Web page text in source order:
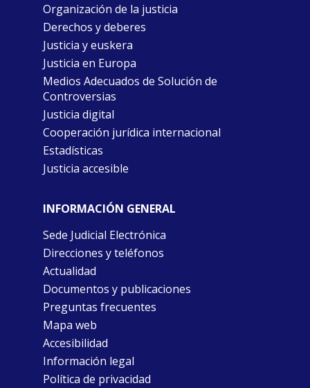
Organización de la justicia
Derechos y deberes
Justicia y euskera
Justicia en Europa
Medios Adecuados de Solución de
Controversias
Justicia digital
Cooperación jurídica internacional
Estadísticas
Justicia accesible
INFORMACIÓN GENERAL
Sede Judicial Electrónica
Direcciones y teléfonos
Actualidad
Documentos y publicaciones
Preguntas frecuentes
Mapa web
Accesibilidad
Información legal
Política de privacidad